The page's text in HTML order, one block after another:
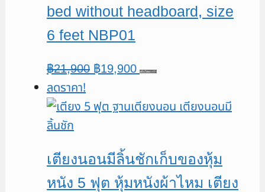
bed without headboard, size
6 feet NBP01
฿21,900 Original
was:
฿19,900Current
is:
หยิบใส่ตะกร้า
ลดราคา!
เตียงนอนมีลิ้นชักเก็บของหุ้ม
หนัง 5 ฟุต หุ้มหนังผ้าไหม เตียง